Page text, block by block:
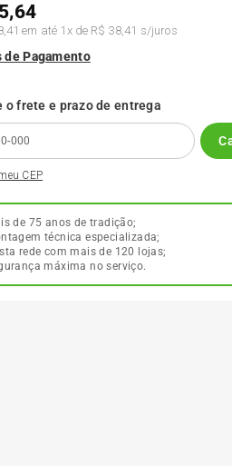
em até 1 x de R$ 38,41 s/juros
de Pagamento
o frete e prazo de entrega
CEP
de 75 anos de tradição;
técnica especializada;
rede com mais de 120 lojas;
máxima no serviço.